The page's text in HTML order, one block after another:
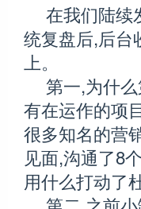
在我们陆续
统复盘后,后台
上。
第一,为什
有在运作的项
很多知名的营
见面,沟通了8
用什么打动了